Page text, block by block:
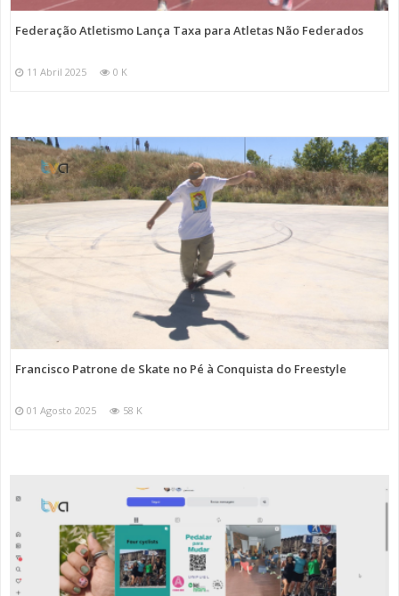
Federação Atletismo Lança Taxa para Atletas Não Federados
11 Abril 2025 0 K
Francisco Patrone de Skate no Pé à Conquista do Freestyle
01 Agosto 2025 58 K